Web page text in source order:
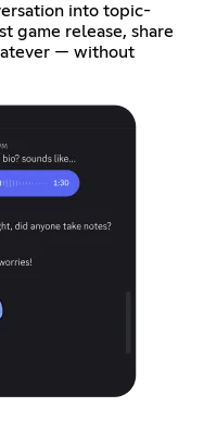
into topic-
game release, share
— without